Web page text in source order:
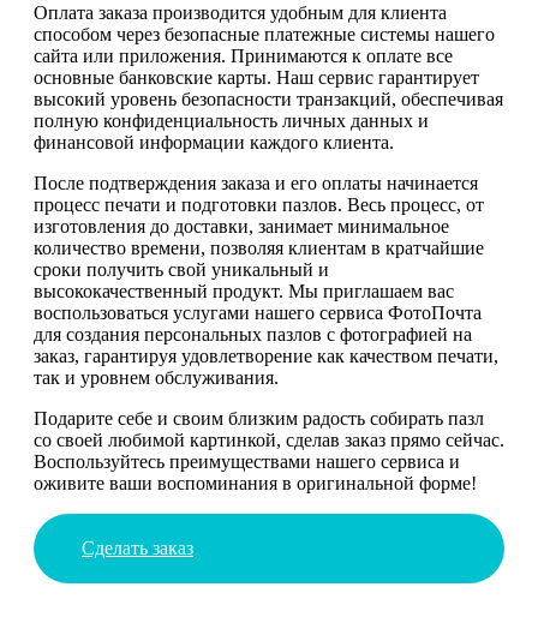
Оплата заказа производится удобным для клиента
способом через безопасные платежные системы нашего
сайта или приложения. Принимаются к оплате все
основные банковские карты. Наш сервис гарантирует
высокий уровень безопасности транзакций, обеспечивая
полную конфиденциальность личных данных и
финансовой информации каждого клиента.
После подтверждения заказа и его оплаты начинается
процесс печати и подготовки пазлов. Весь процесс, от
изготовления до доставки, занимает минимальное
количество времени, позволяя клиентам в кратчайшие
сроки получить свой уникальный и
высококачественный продукт. Мы приглашаем вас
воспользоваться услугами нашего сервиса ФотоПочта
для создания персональных пазлов с фотографией на
заказ, гарантируя удовлетворение как качеством печати,
так и уровнем обслуживания.
Подарите себе и своим близким радость собирать пазл
со своей любимой картинкой, сделав заказ прямо сейчас.
Воспользуйтесь преимуществами нашего сервиса и
оживите ваши воспоминания в оригинальной форме!
Сделать заказ